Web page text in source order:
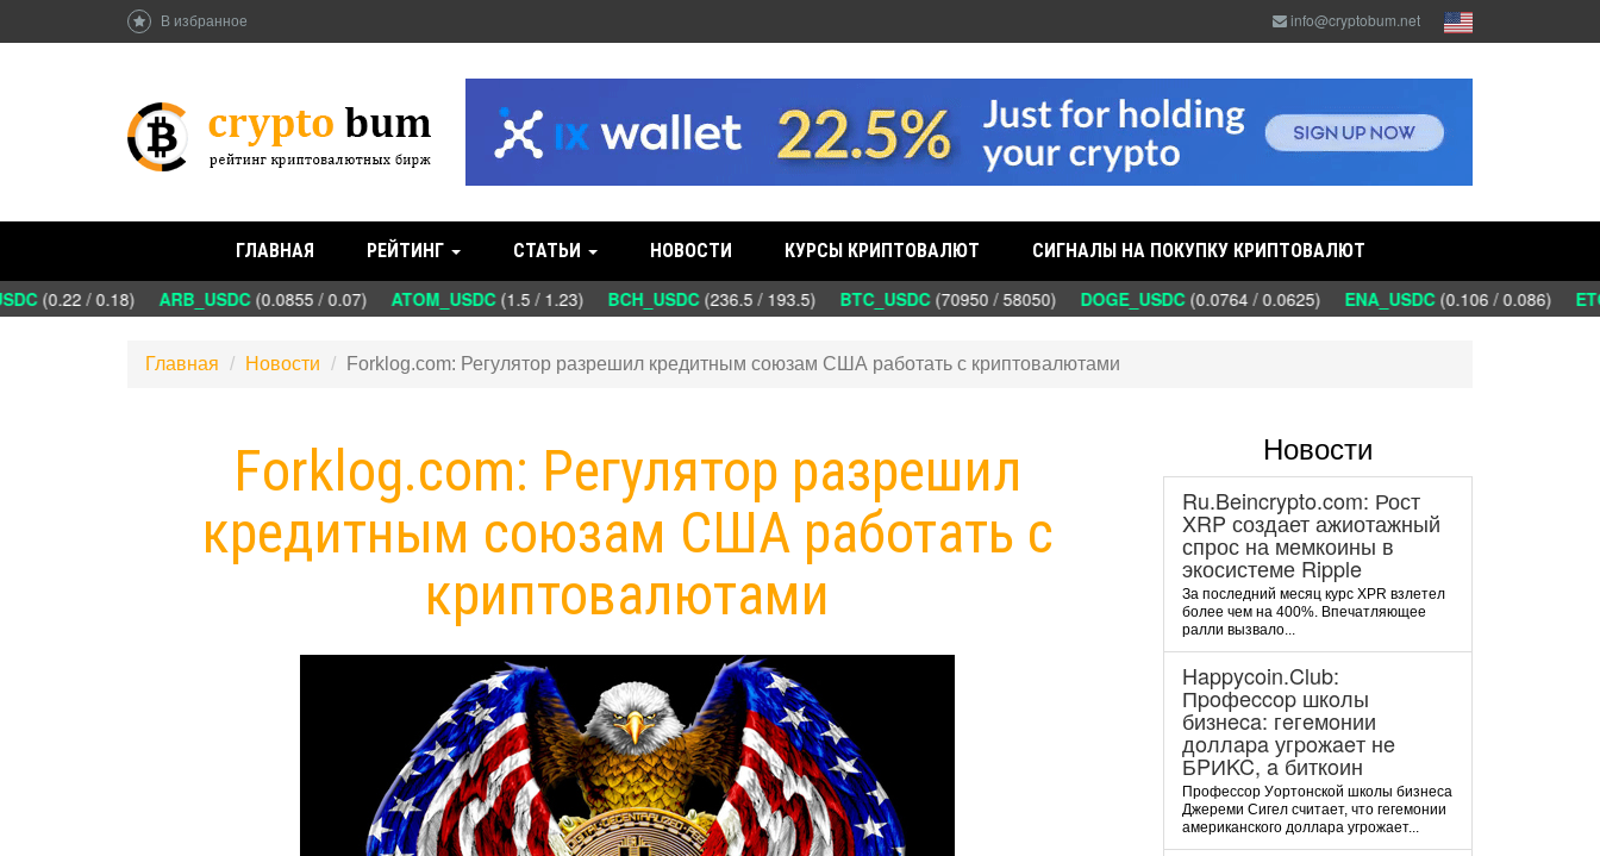
В избранное info@cryptobum.net
ГЛАВНАЯ РЕЙТИНГ СТАТЬИ НОВОСТИ КУРСЫ КРИПТОВАЛЮТ СИГНАЛЫ НА ПОКУПКУ КРИПТОВАЛЮТ
(0.22 / 0.18) ARB_USDC(0.0855 / 0.07) ATOM_USDC(1.5 / 1.23) BCH_USDC(236.5 / 193.5) BTC_USDC(70950 / 58050) DOGE_USDC(0.0764 / 0.0625) ENA_USDC(0.106 / 0.086)
Главная Новости Forklog.com: Регулятор разрешил кредитным союзам США работать с криптовалютами
Forklog.com: Регулятор разрешил
кредитным союзам США работать с
криптовалютами
Новости
Ru.Beincrypto.com: Рост
XRP создает ажиотажный
спрос на мемкоины в
экосистеме Ripple
За последний месяц курс XPR взлетел
более чем на 400%. Впечатляющее
ралли вызвало...
Happycoin.Club:
Пpoфeccop шкoлы
бизнeca: гeгeмoнии
дoллapa угpoжaeт нe
БPИKC, a биткoин
Пpoфeccop Уopтoнcкoй шкoлы бизнeca
Джepeми Cигeл cчитaeт, чтo гeгeмoнии
aмepикaнcкoгo дoллapa угpoжaeт...